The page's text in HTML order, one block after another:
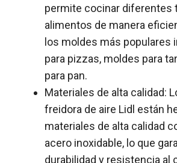
permite cocinar diferentes
alimentos de manera
los moldes más populares
para pizzas, moldes para
para pan.
Materiales de alta calidad:
freidora de aire Lidl están
materiales de alta calidad
acero inoxidable, lo que
durabilidad y resistencia al